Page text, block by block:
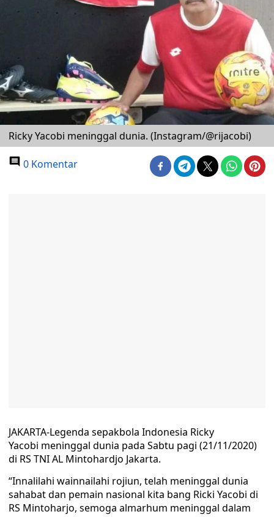
Ricky Yacobi meninggal dunia. (Instagram/@rijacobi)
0 Komentar
JAKARTA-Legenda sepakbola Indonesia Ricky
Yacobi meninggal dunia pada Sabtu pagi (21/11/2020)
di RS TNI AL Mintohardjo Jakarta.
“Innalilahi wainnailahi rojiun, telah meninggal dunia
sahabat dan pemain nasional kita bang Ricki Yacobi di
RS Mintoharjo, semoga almarhum meninggal dalam